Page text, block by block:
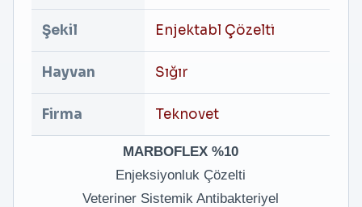
Şekil Enjektabl Çözelti
Hayvan Sığır
Firma Teknovet
MARBOFLEX %10
Enjeksiyonluk Çözelti
Veteriner Sistemik Antibakteriyel